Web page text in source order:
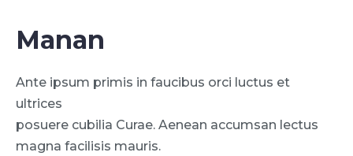
Manan
Ante ipsum primis in faucibus orci luctus et
ultrices
posuere cubilia Curae. Aenean accumsan lectus
magna facilisis mauris.